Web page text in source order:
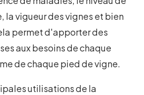
la vigueur des vignes et bien
permet d'apporter des
aux besoins de chaque
de chaque pied de vigne.
utilisations de la